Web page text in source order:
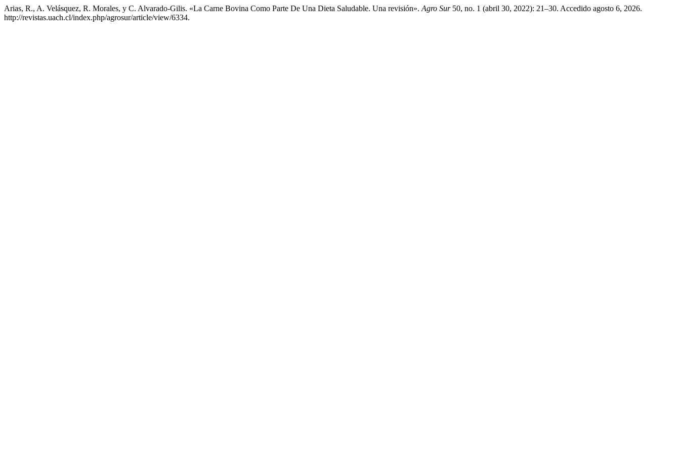
Arias, R., A. Velásquez, R. Morales, y C. Alvarado-Gilis. «La Carne Bovina Como Parte De Una Dieta Saludable. Una revisión». Agro Sur50, no. 1 (abril 30, 2022): 21–30. Accedido agosto 6, 2026.
http://revistas.uach.cl/index.php/agrosur/article/view/6334.